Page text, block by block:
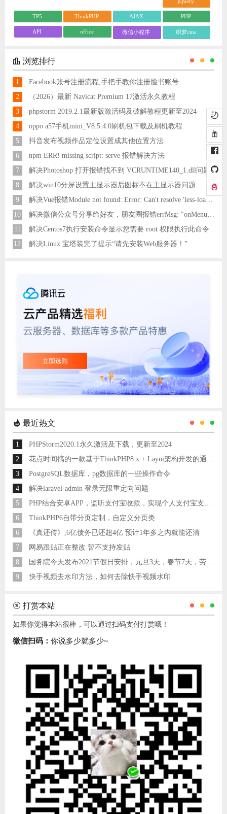
jQuery
TP5 ThinkPHP AJAX PHP
API office 微信小程序 织梦cms
浏览排行
1
Facebook账号注册流程,手把手教你注册脸书账号
2
（2026）最新 Navicat Premium 17激活永久教程
3
phpstorm 2019.2.1最新版激活码及破解教程更新至2024
4
oppo a57手机miui_V8.5.4.0刷机包下载及刷机教程
5
抖音发布视频作品定位设置成其他位置方法
6
npm ERR! missing script: serve 报错解决方法
7
解决Photoshop 打开报错找不到 VCRUNTIME140_1.dll问题
8
解决win10分屏设置主显示器后图标不在主显示器问题
9
解决Vue报错Module not found: Error: Can't resolve 'less-loader' in 'C:\Users\Hm\Desktop\vue\vue_shop'问题
10
解决微信公众号分享给好友，朋友圈报错errMsg: "onMenuShareAppMessage:fail, the permission value is offline verifying"
11
解决Centos7执行安装命令显示您需要 root 权限执行此命令
12
解决Linux 宝塔装完了提示“请先安装Web服务器！”
最近热文
1
PHPStorm2020.1永久激活及下载，更新至2024
2
花点时间搞的一款基于ThinkPHP8.x + Layui架构开发的通用后台管理系统
3
PostgreSQL数据库，pg数据库的一些操作命令
4
解决laravel-admin 登录无限重定向问题
5
PHP结合安卓APP，监听支付宝收款，实现个人支付宝支付接口
6
ThinkPHP6自带分页定制，自定义分页类
6
《真还传》,6亿债务已还超4亿 预计1年多之内就能还清
7
网易跟贴正在整改 暂不支持发贴
8
国务院今天发布2021节假日安排，元旦3天，春节7天，劳动节5天
9
快手视频去水印方法，如何去除快手视频水印
打赏本站
如果你觉得本站很棒，可以通过扫码支付打赏哦！
微信扫码： 你说多少就多少~